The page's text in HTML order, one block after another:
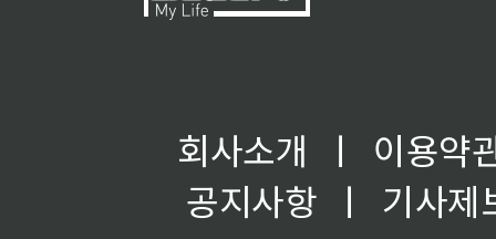
회사소개 ㅣ
이용약
공지사항
ㅣ
기사제